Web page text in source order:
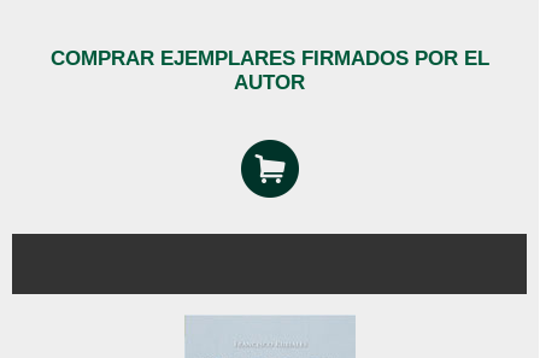
COMPRAR EJEMPLARES FIRMADOS POR EL
AUTOR